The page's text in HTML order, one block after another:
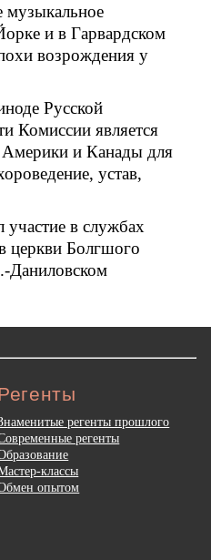
музыкальное
и в Гарвардском
возрождения у
Русской
Комиссии является
Америки и Канады для
устав,
в службах
церкви Болгшого
Даниловском
регенты прошлого
регенты
классы
опытом